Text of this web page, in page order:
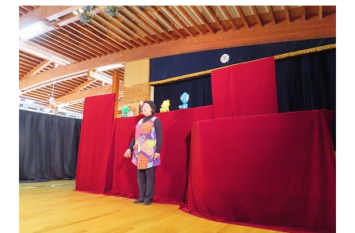
園生活
年間行事
園の一日
園の毎日
幼稚園紹介ムービー
MIRAI=
預かり保育「おひさまクラブ」
入園案内
募集要項